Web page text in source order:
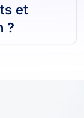
et
?